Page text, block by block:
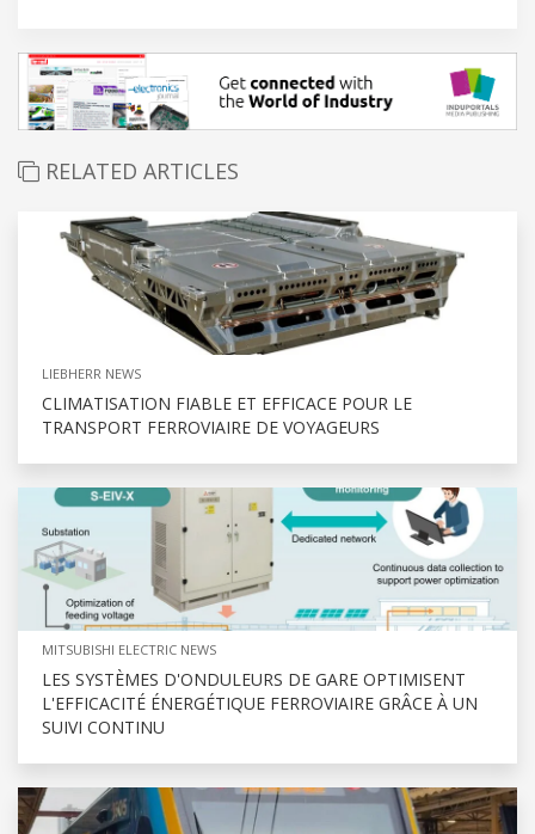
RELATED ARTICLES
LIEBHERR NEWS
CLIMATISATION FIABLE ET EFFICACE POUR LE
TRANSPORT FERROVIAIRE DE VOYAGEURS
MITSUBISHI ELECTRIC NEWS
LES SYSTÈMES D'ONDULEURS DE GARE OPTIMISENT
L'EFFICACITÉ ÉNERGÉTIQUE FERROVIAIRE GRÂCE À UN
SUIVI CONTINU